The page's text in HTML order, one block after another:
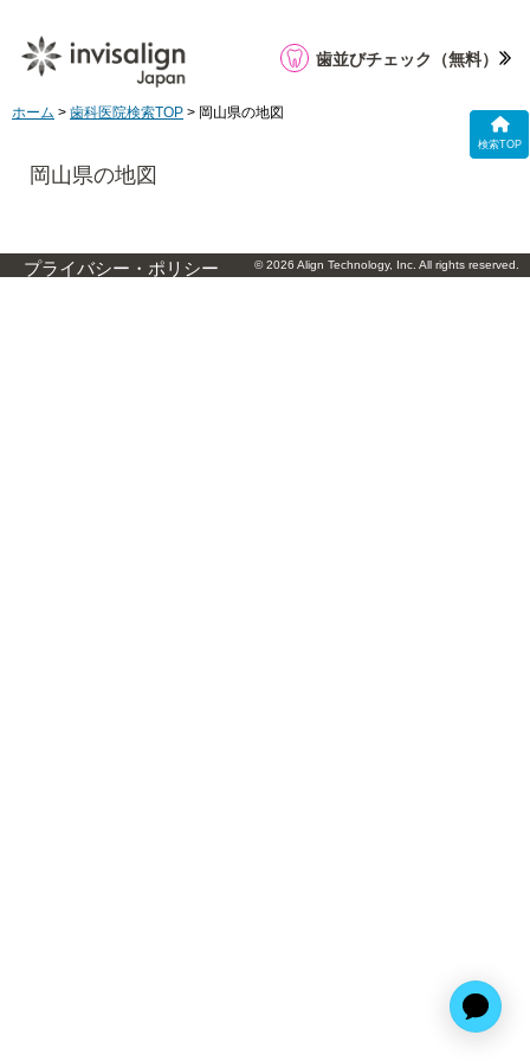
検索TOP
歯並びチェック （無料）
ホーム > 歯科医院検索TOP > 岡山県の地図
岡山県の地図
プライバシー・ポリシー © 2026 Align Technology, Inc. All rights reserved.